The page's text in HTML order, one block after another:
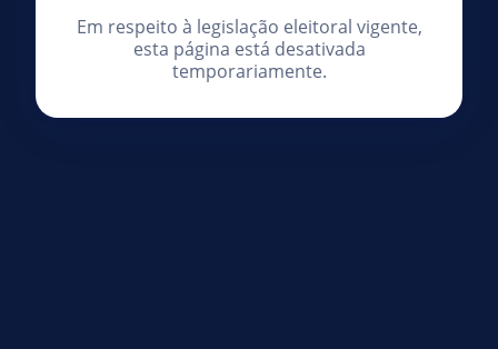
Em respeito à legislação eleitoral vigente,
esta página está desativada
temporariamente.